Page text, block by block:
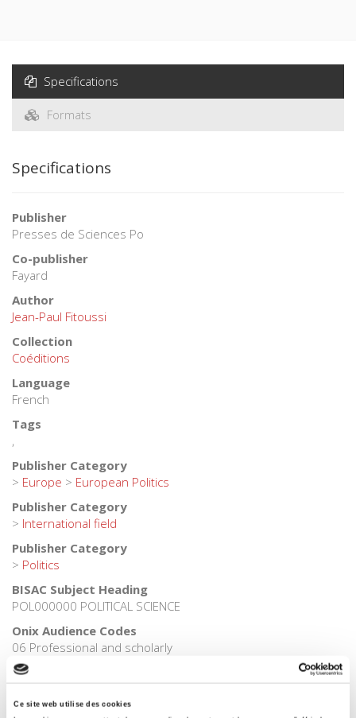
Ce site web utilise des cookies
Specifications
Formats
Specifications
Publisher
Presses de Sciences Po
Co-publisher
Fayard
Author
Jean-Paul Fitoussi
Collection
Coéditions
Language
French
Tags
,
Publisher Category
> Europe > European Politics
Publisher Category
> International field
Publisher Category
> Politics
BISAC Subject Heading
POL000000 POLITICAL SCIENCE
Onix Audience Codes
06 Professional and scholarly
CLIL (Version 2013-2019)
3283 SCIENCES POLITIQUES
Title First Published